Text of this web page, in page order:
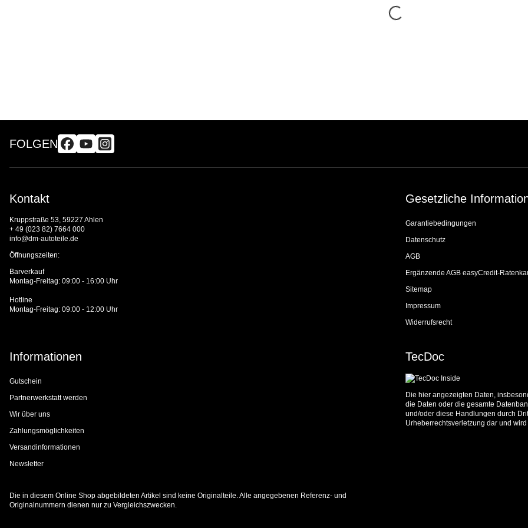
FOLGEN
Kontakt
Kruppstraße 53, 59227 Ahlen
+ 49 (023 82) 7664 000
info@dm-autoteile.de
Öffnungszeiten:
Barverkauf
Montag-Freitag: 09:00 - 16:00 Uhr
Hotline
Montag-Freitag: 09:00 - 12:00 Uhr
Gesetzliche
Garantiebedingungen
Datenschutz
AGB
Ergänzende AGB easyCredit-
Sitemap
Impressum
Widerrufsrecht
Informationen
Gutschein
Partnerwerkstatt werden
Wir über uns
Zahlungsmöglichkeiten
Versandinformationen
Newsletter
TecDoc
Die hier angezeigten Daten,
die Daten oder die gesamte
und/oder diese Handlungen durch
Urheberrechtsverletzung dar und
Die in diesem Online Shop abgebildeten Artikel sind keine Originalteile. Alle angegebenen Referenz- und
Originalnummern dienen nur zu Vergleichszwecken.